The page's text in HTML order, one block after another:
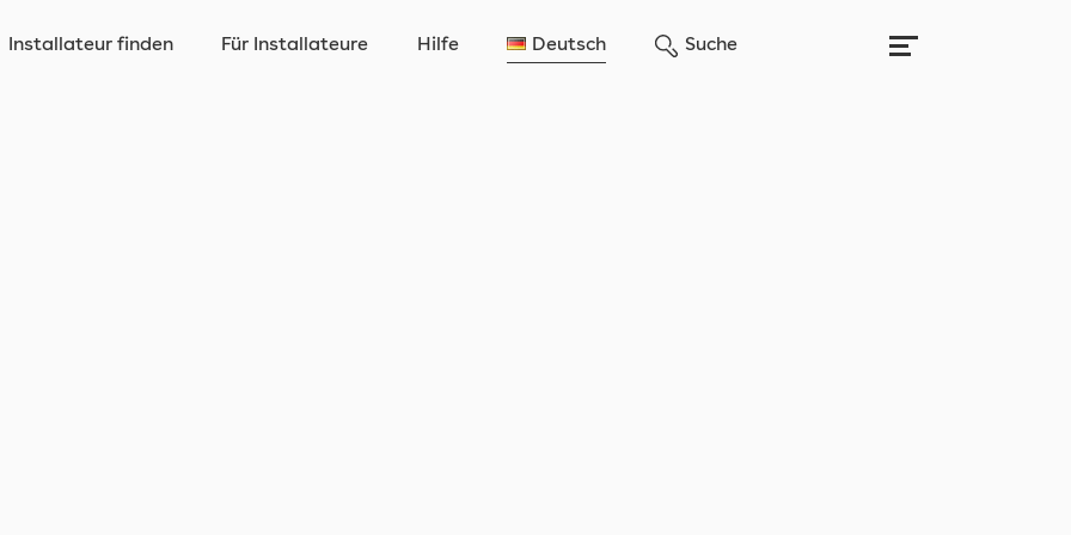
Installateur finden Für Installateure Hilfe Deutsch Suche